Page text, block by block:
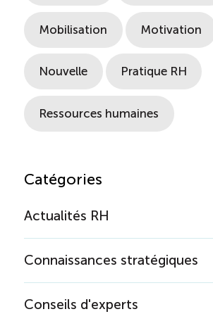
Mobilisation Motivation
Nouvelle Pratique RH
Ressources humaines
Catégories
Actualités RH
Connaissances stratégiques
Conseils d'experts